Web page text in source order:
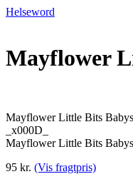
Helseword
Mayflower
Mayflower Little Bits
_x000D_
Mayflower Little Bits
95 kr. (Vis fragtpris)